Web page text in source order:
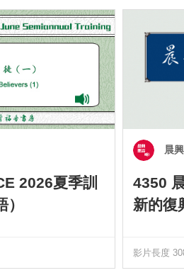
2026夏季訓
晨
4350
新的復
影片長度